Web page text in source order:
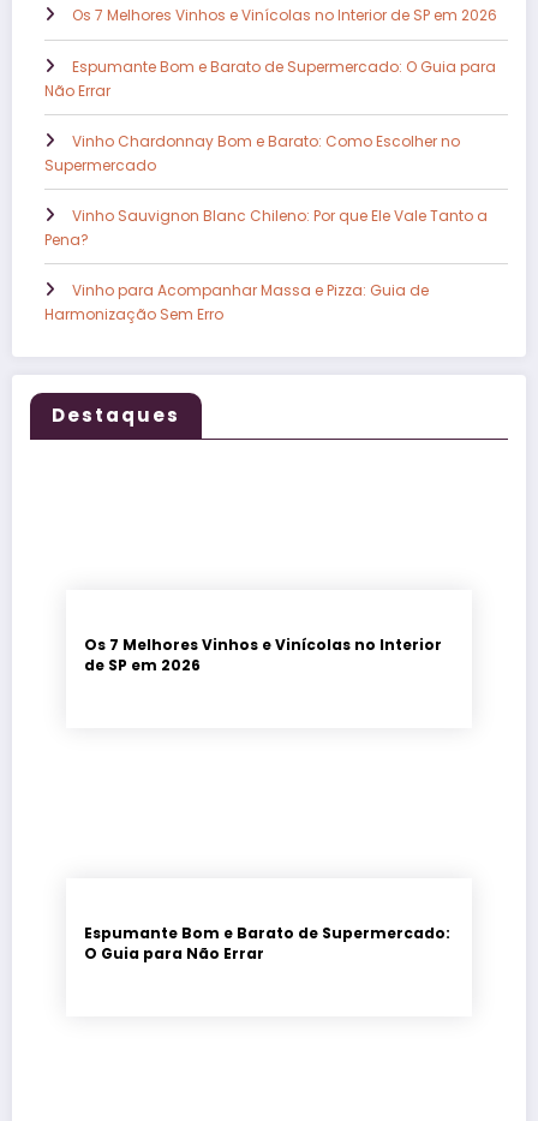
Os 7 Melhores Vinhos e Vinícolas no Interior de SP em 2026
Espumante Bom e Barato de Supermercado: O Guia para
Não Errar
Vinho Chardonnay Bom e Barato: Como Escolher no
Supermercado
Vinho Sauvignon Blanc Chileno: Por que Ele Vale Tanto a
Pena?
Vinho para Acompanhar Massa e Pizza: Guia de
Harmonização Sem Erro
Destaques
Os 7 Melhores Vinhos e Vinícolas no Interior
de SP em 2026
Espumante Bom e Barato de Supermercado:
O Guia para Não Errar